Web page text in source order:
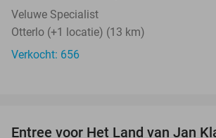
Veluwe Specialist
Otterlo (+1 locatie) (13 km)
Verkocht: 656
Entree voor Het Land van Jan